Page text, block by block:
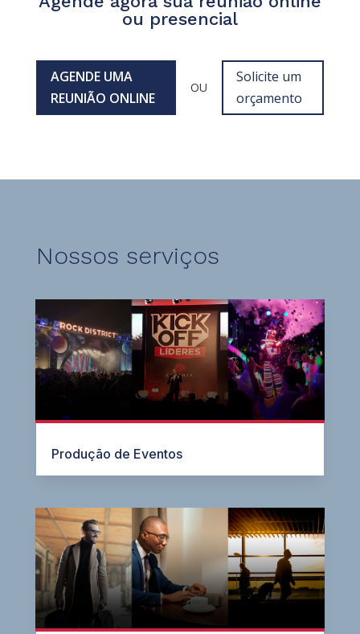
ou presencial
AGENDE UMA
REUNIÃO ONLINE
OU
Solicite um
orçamento
Nossos serviços
Produção de Eventos